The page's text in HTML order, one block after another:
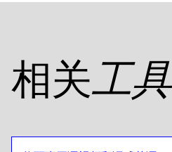
美式英语至旁遮普语
旁遮普语至
埃及阿拉伯语
相关工具